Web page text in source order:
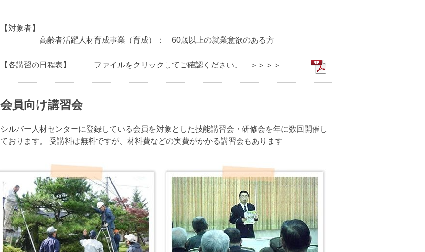
【対象者】
高齢者活躍人材育成事業（育成）： 60歳以上の就業意欲のある方
【各講習の日程表】 ファイルをクリックしてご確認ください。 ＞＞＞＞
会員向け講習会
シルバー人材センターに登録している会員を対象とした技能講習会・研修会を年に数回開催し
ております。 受講料は無料ですが、材料費などの実費がかかる講習会もあります